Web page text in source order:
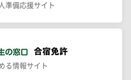
準備応援サイト
る情報サイト